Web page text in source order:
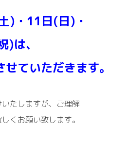
)・11日(日)・
は、
ていただきます。
たしますが、ご理解
くお願い致します。